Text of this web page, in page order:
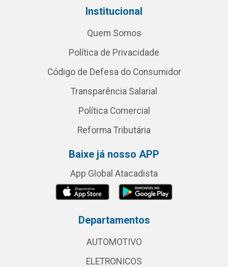
Institucional
Quem Somos
Política de Privacidade
Código de Defesa do Consumidor
Transparência Salarial
Política Comercial
Reforma Tributária
Baixe já nosso APP
App Global Atacadista
Departamentos
AUTOMOTIVO
ELETRONICOS